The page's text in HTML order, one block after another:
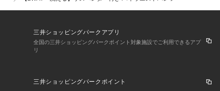
※照明の関係により、実際よりも色味が違って見える場合があ
若干製品と画像のカラーが異なる場合もございます。
【スタッフコメント】
いアイテム。
三井ショッピングパークアプリ
全国の三井ショッピングパークポイント対象施設でご利用できるアプ
リ
三井ショッピングパークポイント